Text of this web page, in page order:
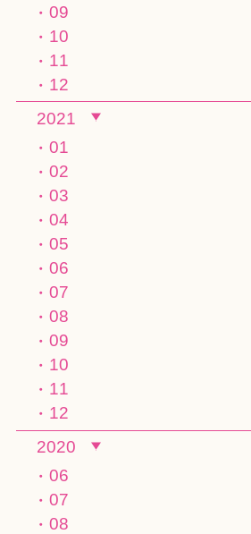
09
10
11
12
2021
01
02
03
04
05
06
07
08
09
10
11
12
2020
06
07
08